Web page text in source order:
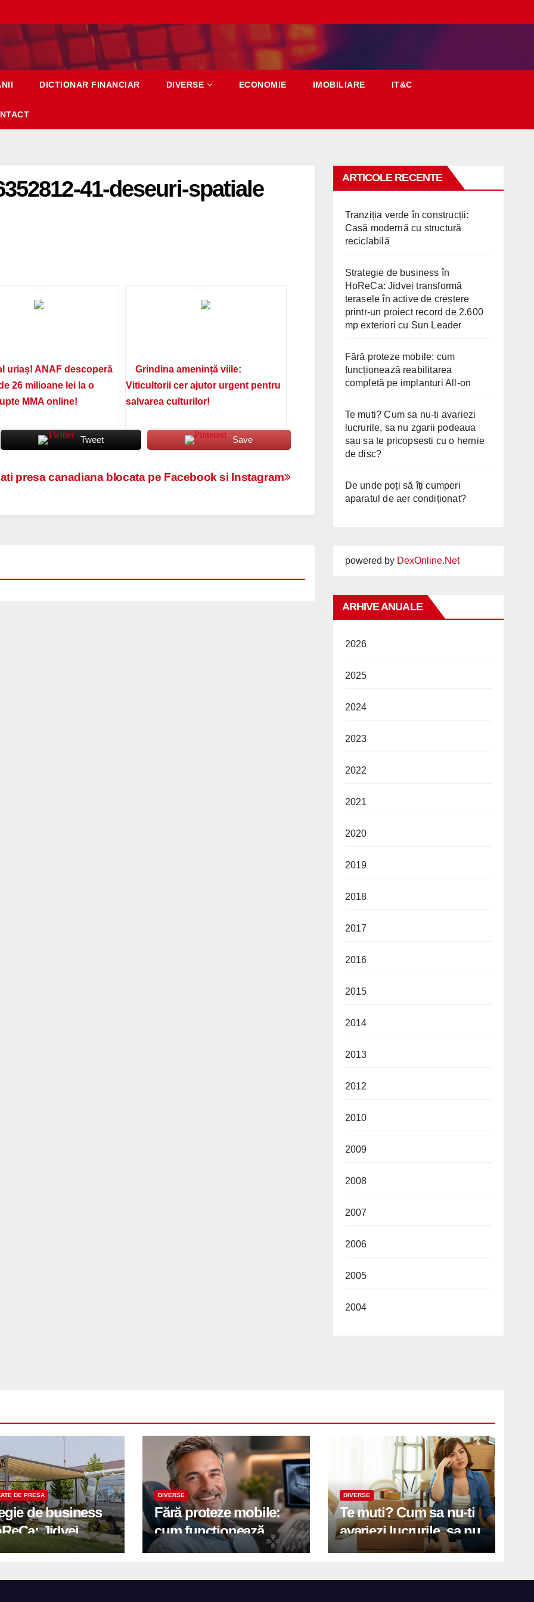
DICTIONAR FINANCIAR DIVERSE ECONOMIE IMOBILIARE IT&C
41-deseuri-spatiale
uriaș! ANAF descoperă
26 milioane lei la o
MMA online!
Grindina amenință viile:
Viticultorii cer ajutor urgent pentru
salvarea culturilor!
Tweet Save
presa canadiana blocata pe Facebook si Instagram
ARTICOLE RECENTE
Tranziția verde în construcții:
Casă modernă cu structură
reciclabilă
Strategie de business în
HoReCa: Jidvei transformă
terasele în active de creștere
printr-un proiect record de 2.600
mp exteriori cu Sun Leader
Fără proteze mobile: cum
funcționează reabilitarea
completă pe implanturi All-on
Te muti? Cum sa nu-ti avariezi
lucrurile, sa nu zgarii podeaua
sau sa te pricopsesti cu o hernie
de disc?
De unde poți să îți cumperi
aparatul de aer condiționat?
powered by DexOnline.Net
ARHIVE ANUALE
2026
2025
2024
2023
2022
2021
2020
2019
2018
2017
2016
2015
2014
2013
2012
2010
2009
2008
2007
2006
2005
2004
DE PRESA
de business
Jidvei
terasele în
DIVERSE
Fără proteze mobile:
cum funcționează
reabilitarea completă
DIVERSE
Te muti? Cum sa nu-ti
avariezi lucrurile, sa nu
zgarii podeaua sau sa